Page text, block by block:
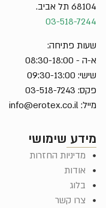
מידע שימושי
מדיניות החזרות
אודות
בלוג
צרו קשר
68104 תל אביב.
03-518-7244
שעות פתיחה:
א-ה - 08:30-18:00
שישי: 09:30-13:00
פקס: 03-518-7243
מייל: info@erotex.co.il